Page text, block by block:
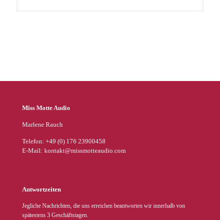
Miss Motte Audio
Marlene Rauch
Telefon: +49 (0) 176 23900458
E-Mail: kontakt@missmotteaudio.com
Antwortzeiten
Jegliche Nachrichten, die uns erreichen beantworten wir innerhalb von
spätestens 3 Geschäftstagen.